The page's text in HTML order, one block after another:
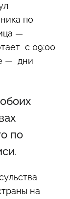
по
—
с 09:00
— дни
по
на